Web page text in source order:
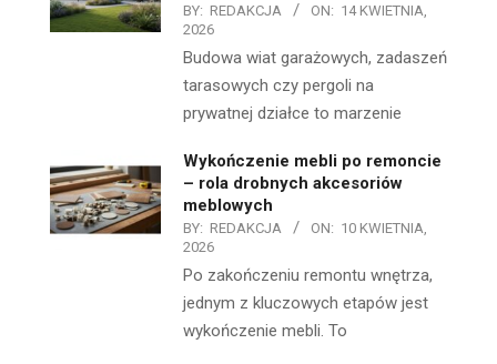
BY: REDAKCJA ON: 14 KWIETNIA,
2026
Budowa wiat garażowych, zadaszeń
tarasowych czy pergoli na
prywatnej działce to marzenie
Wykończenie mebli po remoncie
– rola drobnych akcesoriów
meblowych
BY: REDAKCJA ON: 10 KWIETNIA,
2026
Po zakończeniu remontu wnętrza,
jednym z kluczowych etapów jest
wykończenie mebli. To